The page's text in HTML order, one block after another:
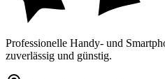
Professionelle Handy- und
zuverlässig und günstig.